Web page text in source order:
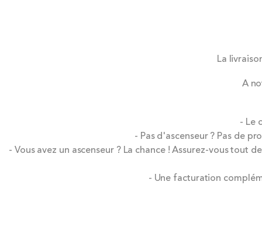
La
A
- Le
- Pas d'ascenseur ? Pas de
- Vous avez un ascenseur ? La chance ! Assurez-vous tout
- Une facturation